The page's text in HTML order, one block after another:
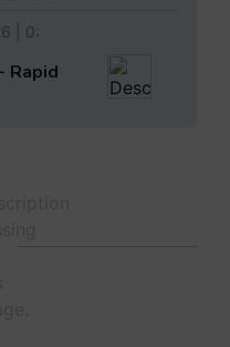
| 0:
Rapid